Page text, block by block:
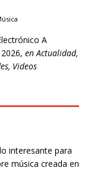
A
en Actualidad,
, Videos
interesante para
música creada en